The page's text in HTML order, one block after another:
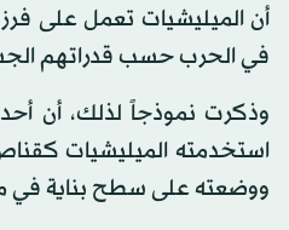
أن الميليشيات تعمل على
في الحرب حسب قدراتهم
وذكرت نموذجاً لذلك، أن أحد
استخدمته الميليشيات
ووضعته على سطح بناية في